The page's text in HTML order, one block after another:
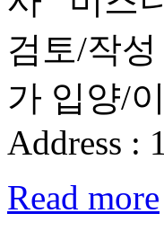
검토/작
가 입양/
Address :
Read more